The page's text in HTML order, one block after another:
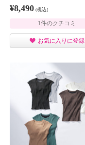
¥8,490 (税込)
1件のクチコミ
お気に入りに登録